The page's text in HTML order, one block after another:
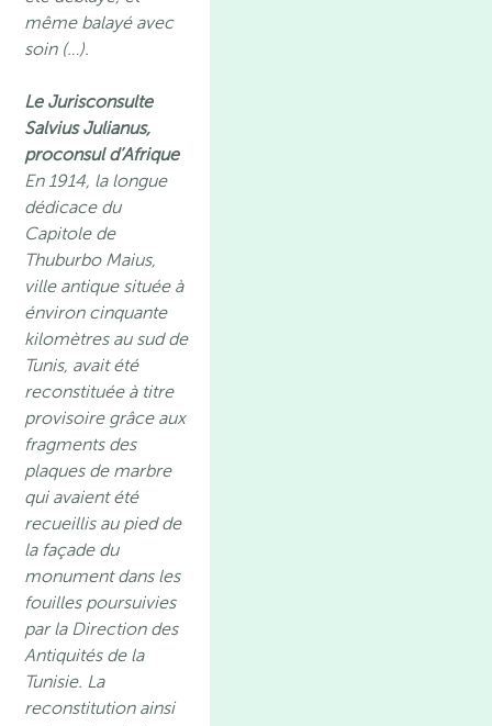
même balayé avec
soin (…).
Le Jurisconsulte
Salvius Julianus,
proconsul d’Afrique
En 1914, la longue
dédicace du
Capitole de
Thuburbo Maius,
ville antique située à
énviron cinquante
kilomètres au sud de
Tunis, avait été
reconstituée à titre
provisoire grâce aux
fragments des
plaques de marbre
qui avaient été
recueillis au pied de
la façade du
monument dans les
fouilles poursuivies
par la Direction des
Antiquités de la
Tunisie. La
reconstitution ainsi